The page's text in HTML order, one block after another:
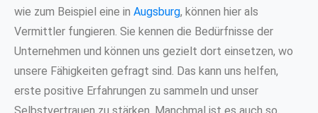
wie zum Beispiel eine in Augsburg, können hier als
Vermittler fungieren. Sie kennen die Bedürfnisse der
Unternehmen und können uns gezielt dort einsetzen, wo
unsere Fähigkeiten gefragt sind. Das kann uns helfen,
erste positive Erfahrungen zu sammeln und unser